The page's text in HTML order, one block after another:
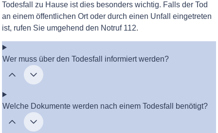
Todesfall zu Hause ist dies besonders wichtig. Falls der Tod
an einem öffentlichen Ort oder durch einen Unfall eingetreten
ist, rufen Sie umgehend den Notruf 112.
Wer muss über den Todesfall informiert werden?
Welche Dokumente werden nach einem Todesfall benötigt?